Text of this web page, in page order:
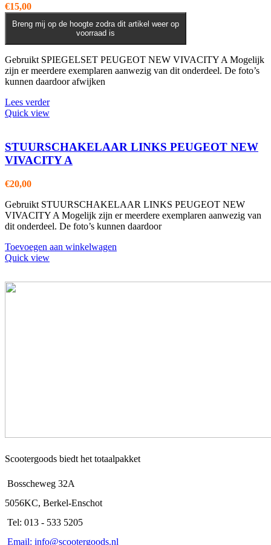
€15,00
Breng mij op de hoogte zodra dit artikel weer op
voorraad is
Gebruikt SPIEGELSET PEUGEOT NEW VIVACITY A Mogelijk
zijn er meerdere exemplaren aanwezig van dit onderdeel. De foto’s
kunnen daardoor afwijken
Lees verder
Quick view
STUURSCHAKELAAR LINKS PEUGEOT NEW
VIVACITY A
€20,00
Gebruikt STUURSCHAKELAAR LINKS PEUGEOT NEW
VIVACITY A Mogelijk zijn er meerdere exemplaren aanwezig van
dit onderdeel. De foto’s kunnen daardoor
Toevoegen aan winkelwagen
Quick view
Scootergoods biedt het totaalpakket
Bosscheweg 32A
5056KC, Berkel-Enschot
Tel: 013 - 533 5205
Email: info@scootergoods.nl